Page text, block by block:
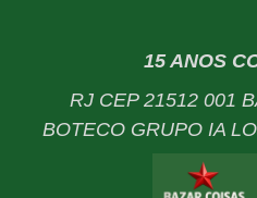
15 ANOS
RJ CEP 21512 001
BOTECO GRUPO IA